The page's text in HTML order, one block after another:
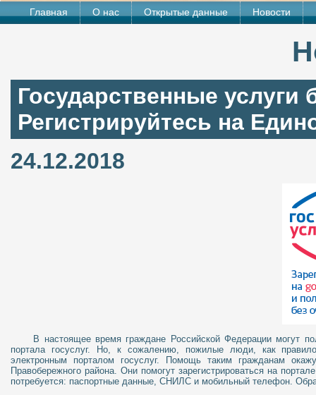
Главная О нас Открытые данные Новости
Государственные услуги
Регистрируйтесь на
24.12.2018
В настоящее время граждане Российской Федерации могут
портала госуслуг. Но, к сожалению, пожилые люди, как правило,
электронным порталом госуслуг. Помощь таким гражданам о
Правобережного района. Они помогут зарегистрироваться на
потребуется: паспортные данные, СНИЛС и мобильный телефон.